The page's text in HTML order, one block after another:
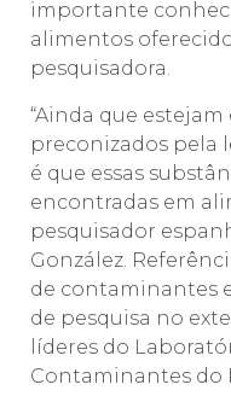
importante
alimentos
pesquisadora.
“Ainda que
preconizados pela
é que essas
encontradas em
pesquisador
González.
de contaminantes
de pesquisa no
líderes do
Contaminantes do